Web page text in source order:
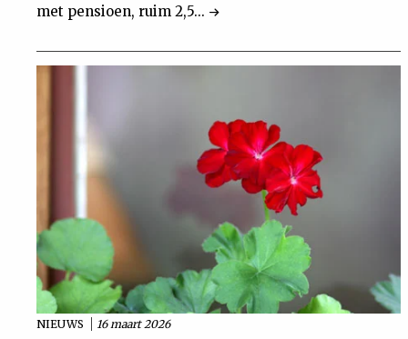
met pensioen, ruim 2,5...
NIEUWS 16 maart 2026